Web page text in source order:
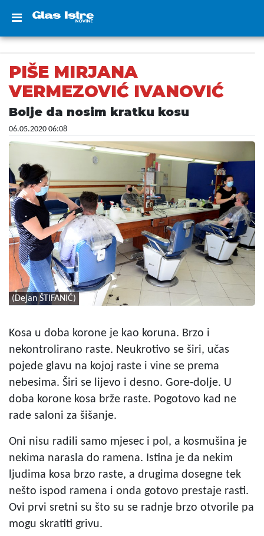
PIŠE MIRJANA
VERMEZOVIĆ IVANOVIĆ
Bolje da nosim kratku kosu
06.05.2020 06:08
(Dejan ŠTIFANIĆ)
Kosa u doba korone je kao koruna. Brzo i
nekontrolirano raste. Neukrotivo se širi, učas
pojede glavu na kojoj raste i vine se prema
nebesima. Širi se lijevo i desno. Gore-dolje. U
doba korone kosa brže raste. Pogotovo kad ne
rade saloni za šišanje.
Oni nisu radili samo mjesec i pol, a kosmušina je
nekima narasla do ramena. Istina je da nekim
ljudima kosa brzo raste, a drugima dosegne tek
nešto ispod ramena i onda gotovo prestaje rasti.
Ovi prvi sretni su što su se radnje brzo otvorile pa
mogu skratiti grivu.